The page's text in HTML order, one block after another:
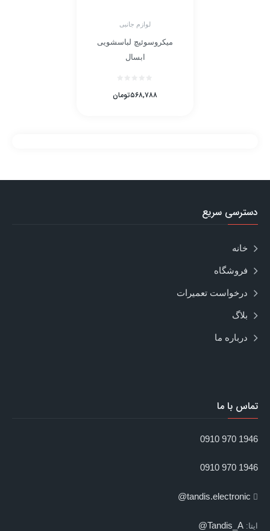
لوازم جانبی
میکروسوئیچ لباسشویی
ابسال
تومان۵۶۸,۷۸۸
دسترسی سریع
خانه
فروشگاه
درخواست تعمیرات
بلاگ
درباره ما
تماس با ما
1946 970 0910
1946 970 0910
tandis.electronic@
ایتا: Tandis_A@